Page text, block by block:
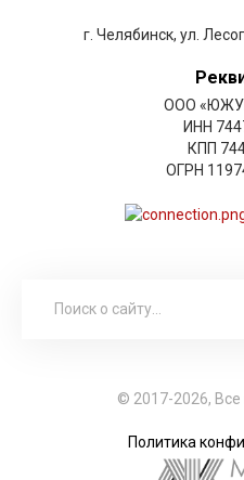
г. Челябинск, ул.
ООО
ИНН
КПП
ОГРН
© 2017-2026,
Политика